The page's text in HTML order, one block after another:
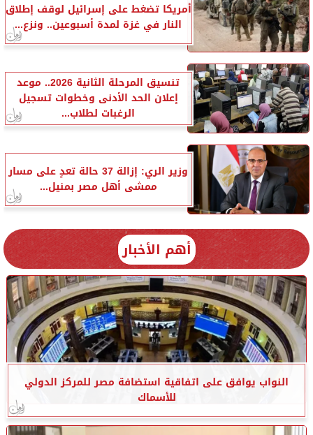
أمريكا تضغط على إسرائيل لوقف إطلاق
النار في غزة لمدة أسبوعين.. ونزع...
تنسيق المرحلة الثانية 2026.. موعد
إعلان الحد الأدنى وخطوات تسجيل
الرغبات لطلاب...
وزير الري: إزالة 37 حالة تعدٍ على مسار
ممشى أهل مصر بمنيل...
أهم الأخبار
النواب يوافق على اتفاقية استضافة مصر للمركز الدولي
للأسماك